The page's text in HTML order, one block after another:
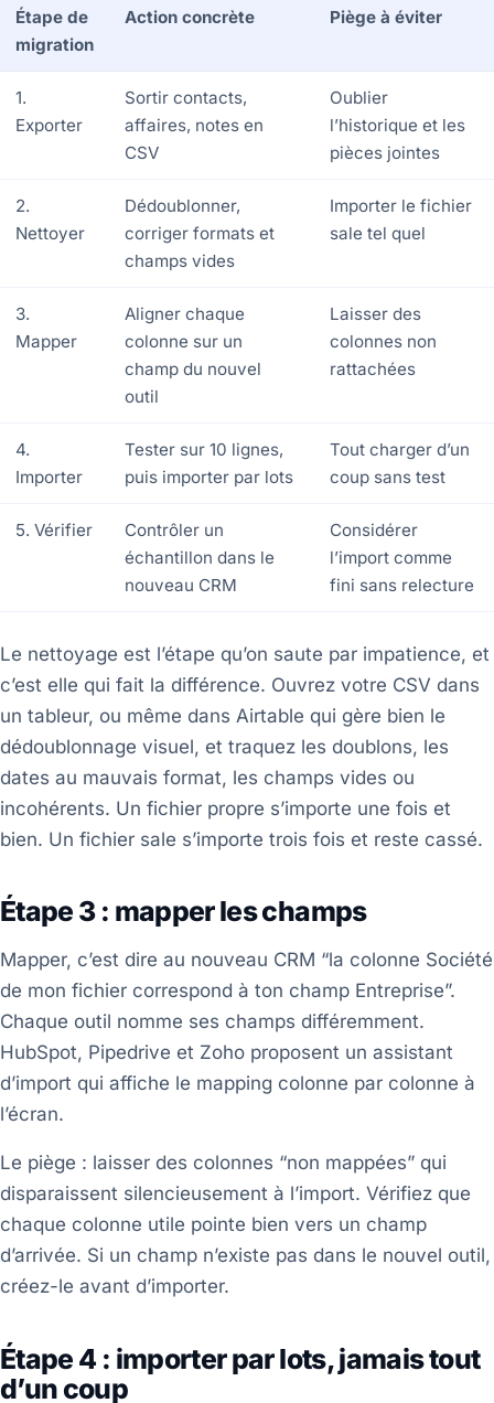
Étape de
migration
Action concrète Piège à éviter
1.
Exporter
Sortir contacts,
affaires, notes en
CSV
Oublier
l’historique et les
pièces jointes
2.
Nettoyer
Dédoublonner,
corriger formats et
champs vides
Importer le fichier
sale tel quel
3.
Mapper
Aligner chaque
colonne sur un
champ du nouvel
outil
Laisser des
colonnes non
rattachées
4.
Importer
Tester sur 10 lignes,
puis importer par lots
Tout charger d’un
coup sans test
5. Vérifier
Contrôler un
échantillon dans le
nouveau CRM
Considérer
l’import comme
fini sans relecture
Le nettoyage est l’étape qu’on saute par impatience, et
c’est elle qui fait la différence. Ouvrez votre CSV dans
un tableur, ou même dans Airtable qui gère bien le
dédoublonnage visuel, et traquez les doublons, les
dates au mauvais format, les champs vides ou
incohérents. Un fichier propre s’importe une fois et
bien. Un fichier sale s’importe trois fois et reste cassé.
Étape 3 : mapper les champs
Mapper, c’est dire au nouveau CRM “la colonne Société
de mon fichier correspond à ton champ Entreprise”.
Chaque outil nomme ses champs différemment.
HubSpot, Pipedrive et Zoho proposent un assistant
d’import qui affiche le mapping colonne par colonne à
l’écran.
Le piège : laisser des colonnes “non mappées” qui
disparaissent silencieusement à l’import. Vérifiez que
chaque colonne utile pointe bien vers un champ
d’arrivée. Si un champ n’existe pas dans le nouvel outil,
créez-le avant d’importer.
Étape 4 : importer par lots, jamais tout
d’un coup